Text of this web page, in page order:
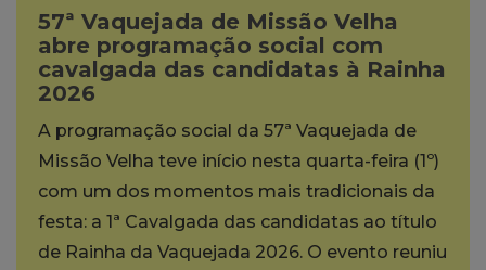
57ª Vaquejada de Missão Velha
abre programação social com
cavalgada das candidatas à Rainha
2026
A programação social da 57ª Vaquejada de
Missão Velha teve início nesta quarta-feira (1º)
com um dos momentos mais tradicionais da
festa: a 1ª Cavalgada das candidatas ao título
de Rainha da Vaquejada 2026. O evento reuniu